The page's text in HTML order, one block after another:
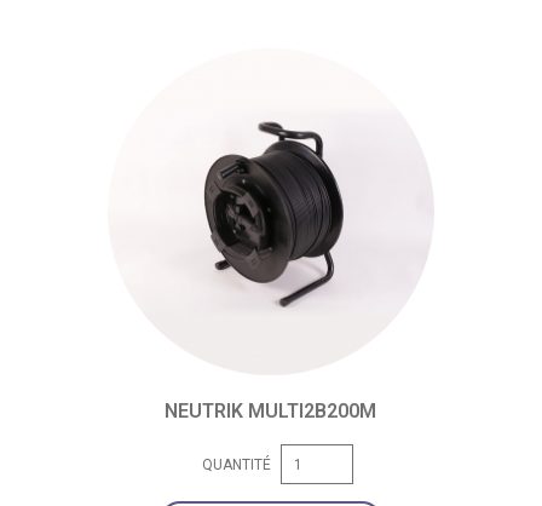
NEUTRIK MULTI2B200M
QUANTITÉ